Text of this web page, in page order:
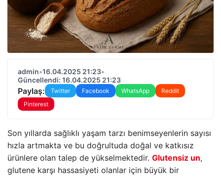
admin•16.04.2025 21:23•
Güncellendi: 16.04.2025 21:23
Paylaş: Twitter Facebook WhatsApp
Reddit
Pinterest
Son yıllarda sağlıklı yaşam tarzı benimseyenlerin sayısı
hızla artmakta ve bu doğrultuda doğal ve katkısız
ürünlere olan talep de yükselmektedir. Glutensiz un,
glutene karşı hassasiyeti olanlar için büyük bir